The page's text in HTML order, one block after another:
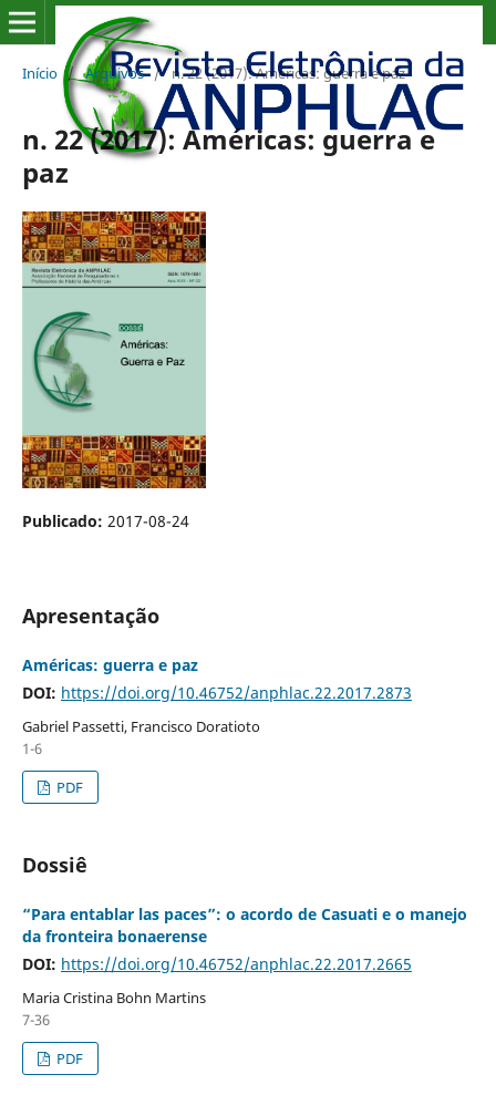
Início / Arquivos / n. 22 (2017): Américas: guerra e paz
n. 22 (2017): Américas: guerra e
paz
Publicado: 2017-08-24
Apresentação
Américas: guerra e paz
DOI: https://doi.org/10.46752/anphlac.22.2017.2873
Gabriel Passetti, Francisco Doratioto
1-6
PDF
Dossiê
“Para entablar las paces”: o acordo de Casuati e o manejo
da fronteira bonaerense
DOI: https://doi.org/10.46752/anphlac.22.2017.2665
Maria Cristina Bohn Martins
7-36
PDF